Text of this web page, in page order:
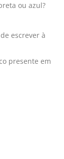
ou azul?
escrever à
presente em